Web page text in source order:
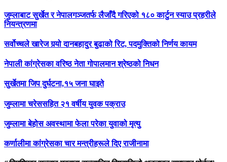
जुम्लाबाट सुर्खेत र नेपालगञ्जतर्फ लैजाँदै गरिएको १८० कार्टुन स्याउ प्रहरीले
नियन्त्रणमा
सर्वोच्चले खारेज गर्‍यो दानबहादुर बुढाको रिट, पदमुक्तिको निर्णय कायम
नेपाली कांग्रेसका वरिष्ठ नेता गोपालमान श्रेष्ठको निधन
सुर्खेतमा जिप दुर्घटना,१५ जना घाइते
जुम्लामा चरेससहित २१ वर्षीय युवक पक्राउ
जुम्लामा बेहोस अवस्थामा फेला परेका युवाको मृत्यु
कर्णालीमा कांग्रेसका चार मन्त्रीहरूले दिए राजीनामा